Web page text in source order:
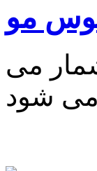
مو
می